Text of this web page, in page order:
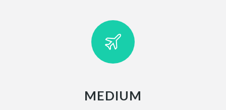
MEDIUM